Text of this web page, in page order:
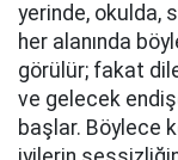
yerinde, okulda,
her alanında
görülür; fakat
ve gelecek
başlar. Böylece